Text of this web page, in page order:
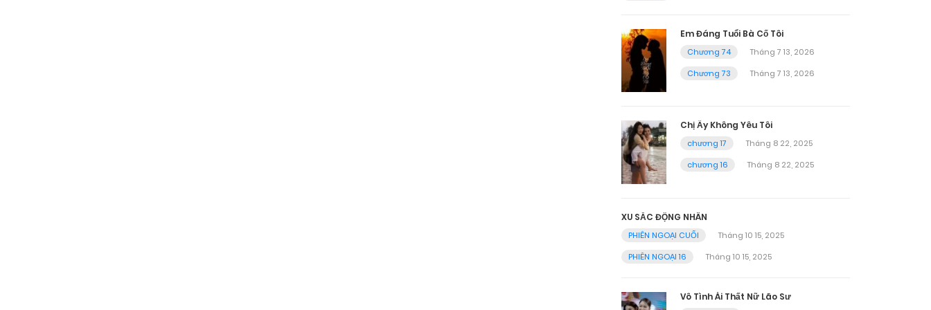
Em Đáng Tuổi Bà Cố Tôi
Chương 74
Tháng 7 13, 2026
Chương 73
Tháng 7 13, 2026
Chị Ấy Không Yêu Tôi
chương 17
Tháng 8 22, 2025
chương 16
Tháng 8 22, 2025
XU SẮC ĐỘNG NHÂN
PHIÊN NGOẠI CUỐI
Tháng 10 15, 2025
PHIÊN NGOẠI 16
Tháng 10 15, 2025
Vô Tình Ái Thất Nữ Lão Sư